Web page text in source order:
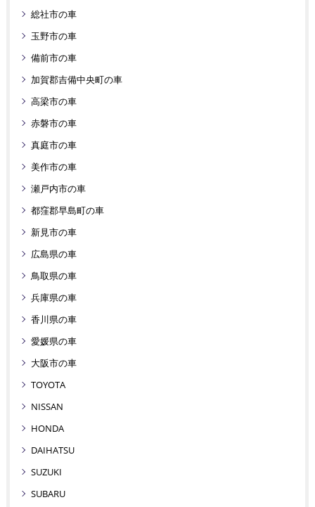
総社市の車
玉野市の車
備前市の車
加賀郡吉備中央町の車
高梁市の車
赤磐市の車
真庭市の車
美作市の車
瀬戸内市の車
都窪郡早島町の車
新見市の車
広島県の車
鳥取県の車
兵庫県の車
香川県の車
愛媛県の車
大阪市の車
TOYOTA
NISSAN
HONDA
DAIHATSU
SUZUKI
SUBARU